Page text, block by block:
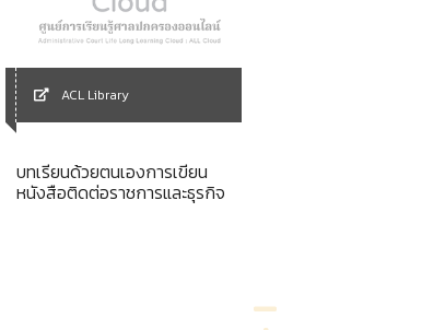
ACL Library
บทเรียนด้วยตนเองการเขียน
หนังสือติดต่อราชการและธุรกิจ